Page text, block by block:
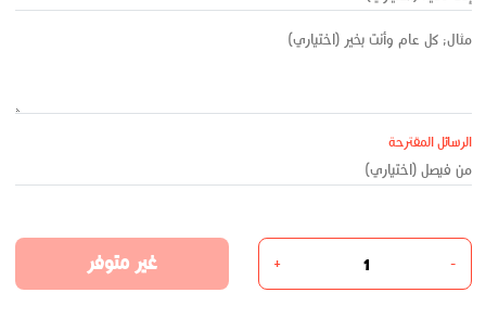
الرسائل المقترحة
-
+ غير متوفر